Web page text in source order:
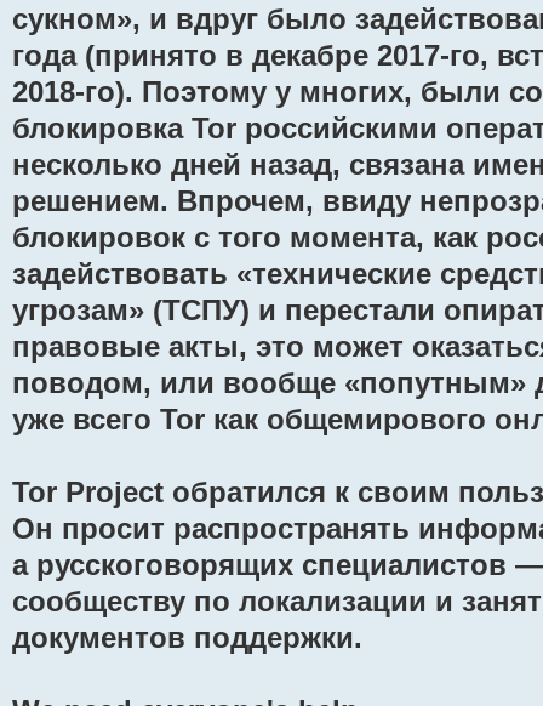
сукном», и вдруг было
года (принято в декабре 2017-го,
2018-го). Поэтому у многих, были
блокировка Tor российскими
несколько дней назад, связана
решением. Впрочем, ввиду
блокировок с того момента, как
задействовать «технические
угрозам» (ТСПУ) и перестали
правовые акты, это может
поводом, или вообще «попутным»
уже всего Tor как общемирового
Tor Project обратился к своим
Он просит распространять
а русскоговорящих специалистов
сообществу по локализации и
документов поддержки.